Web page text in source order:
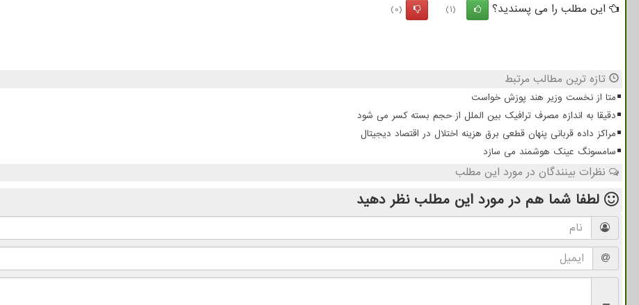
این مطلب را می پسندید؟
(1)
(0)
تازه ترین مطالب مرتبط
متا از نخست وزیر هند پوزش خواست
دقیقا به اندازه مصرف ترافیک بین الملل از حجم بسته کسر می شود
مراکز داده قربانی پنهان قطعی برق هزینه اختلال در اقتصاد دیجیتال
سامسونگ عینک هوشمند می سازد
نظرات بینندگان در مورد این مطلب
لطفا شما هم در مورد این مطلب نظر دهید